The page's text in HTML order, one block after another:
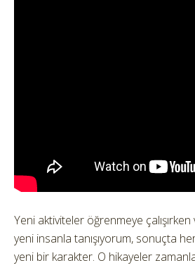
Yeni aktiviteler öğrenmeye
yeni insanla tanışıyorum, sonuçta
yeni bir karakter. O hikayeler